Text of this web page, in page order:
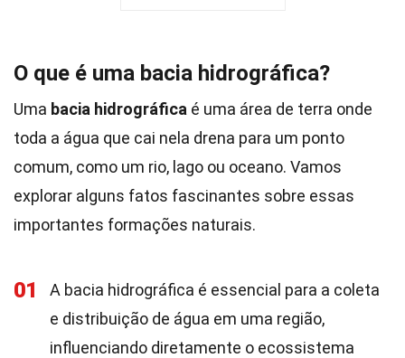
O que é uma bacia hidrográfica?
Uma bacia hidrográfica é uma área de terra onde
toda a água que cai nela drena para um ponto
comum, como um rio, lago ou oceano. Vamos
explorar alguns fatos fascinantes sobre essas
importantes formações naturais.
01
A bacia hidrográfica é essencial para a coleta
e distribuição de água em uma região,
influenciando diretamente o ecossistema